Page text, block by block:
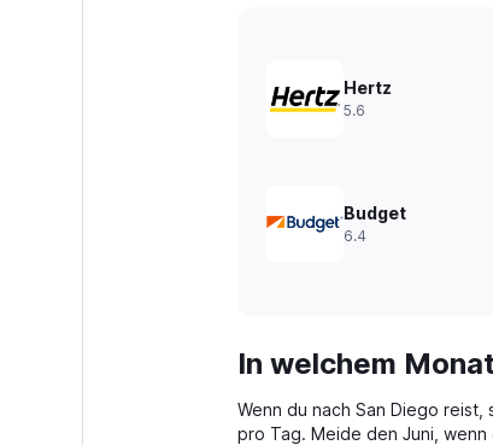
Hertz
5.6
Budget
6.4
In welchem
Wenn du nach San Diego
pro Tag. Meide den Juni,